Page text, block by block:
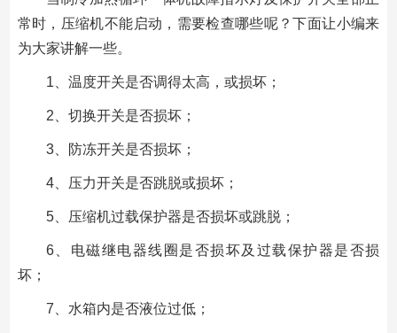
常时，压缩机不能启动，需要检查哪些呢？下面让小编来
为大家讲解一些。
1、温度开关是否调得太高，或损坏；
2、切换开关是否损坏；
3、防冻开关是否损坏；
4、压力开关是否跳脱或损坏；
5、压缩机过载保护器是否损坏或跳脱；
6、电磁继电器线圈是否损坏及过载保护器是否损
坏；
7、水箱内是否液位过低；